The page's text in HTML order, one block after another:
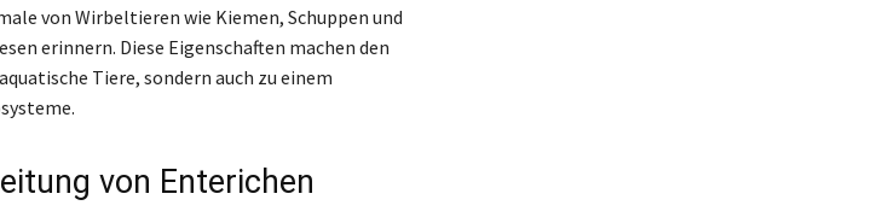
von Wirbeltieren wie Kiemen, Schuppen und
erinnern. Diese Eigenschaften machen den
Tiere, sondern auch zu einem
von Enterichen